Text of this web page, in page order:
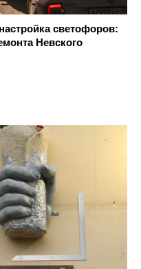
светофоров:
Невского